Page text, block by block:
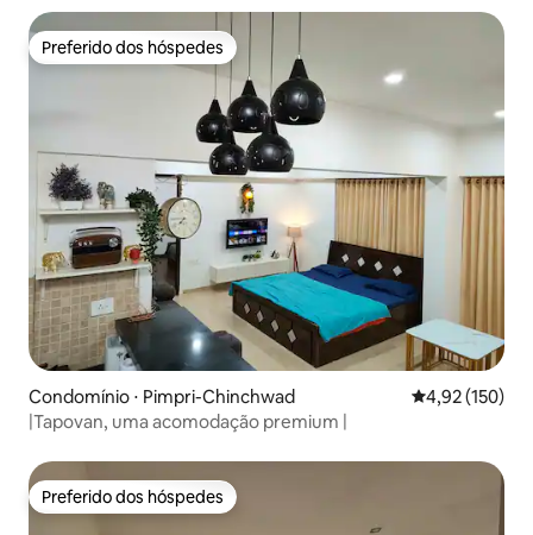
Preferido dos hóspedes
Preferido dos hóspedes
Condomínio ⋅ Pimpri-Chinchwad 4,92 de uma
4,92 (150)
|Tapovan, uma acomodação premium |
Preferido dos hóspedes
Preferido dos hóspedes